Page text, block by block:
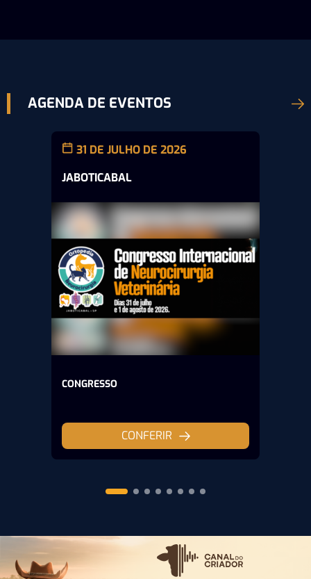
AGENDA DE EVENTOS
31 DE JULHO DE 2026
JABOTICABAL
CONGRESSO
CONFERIR